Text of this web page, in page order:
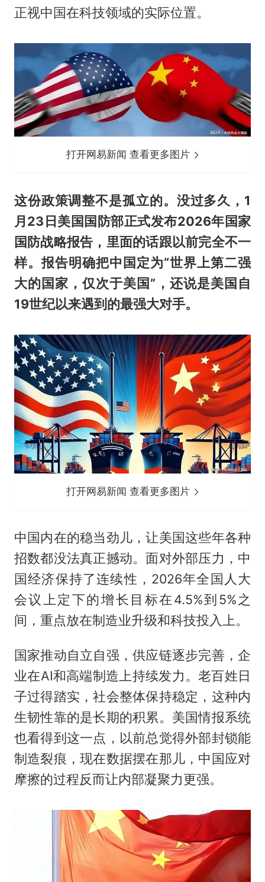
正视中国在科技领域的实际位置。
打开网易新闻 查看更多图片
这份政策调整不是孤立的。没过多久，1
月23日美国国防部正式发布2026年国家
国防战略报告，里面的话跟以前完全不一
样。报告明确把中国定为“世界上第二强
大的国家，仅次于美国”，还说是美国自
19世纪以来遇到的最强大对手。
打开网易新闻 查看更多图片
中国内在的稳当劲儿，让美国这些年各种
招数都没法真正撼动。面对外部压力，中
国经济保持了连续性，2026年全国人大
会议上定下的增长目标在4.5%到5%之
间，重点放在制造业升级和科技投入上。
国家推动自立自强，供应链逐步完善，企
业在AI和高端制造上持续发力。老百姓日
子过得踏实，社会整体保持稳定，这种内
生韧性靠的是长期的积累。美国情报系统
也看得到这一点，以前总觉得外部封锁能
制造裂痕，现在数据摆在那儿，中国应对
摩擦的过程反而让内部凝聚力更强。